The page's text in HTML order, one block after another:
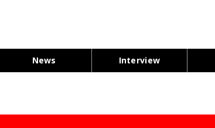
News Interview